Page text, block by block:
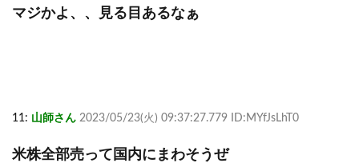
マジかよ、、見る目あるなぁ
11: 山師さん 2023/05/23(火) 09:37:27.779 ID:MYfJsLhT0
米株全部売って国内にまわそうぜ